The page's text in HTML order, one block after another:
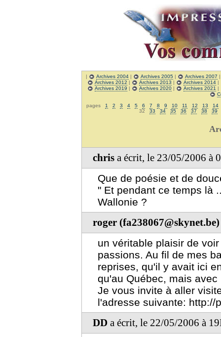
| Archives 2004 | Archives 2005 | Archives 2007
Archives 2012 | Archives 2013 | Archives 2014|
Archives 2019 | Archives 2020| Archives 2021 |
pages 1 2 3 4 5 6 7 8 9 10 11 12 13
14
32 33 34 35 36 37 38 39
chris a écrit, le 23/05/2006 à
Que de poésie et de
" Et pendant ce temps là
Wallonie ?
roger (fa238067@skynet.be)
un véritable plaisir de
passions. Au fil de mes
reprises, qu'il y avait ici
qu'au Québec, mais
Je vous invite à aller
l'adresse suivante: http://
DD a écrit, le 22/05/2006 à